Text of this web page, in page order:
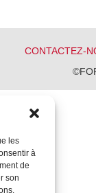
les
à
de
son
CONTACTEZ-